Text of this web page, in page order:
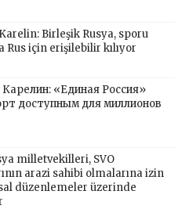
Birleşik Rusya, sporu
Rus için erişilebilir kılıyor
«Единая Россия»
доступным для миллионов
milletvekilleri, SVO
arazi sahibi olmalarına izin
düzenlemeler üzerinde